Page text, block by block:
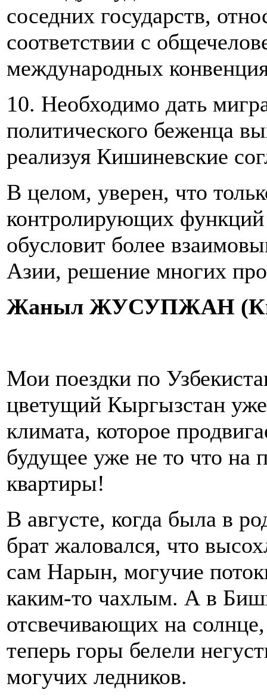
соседних государств,
соответствии с
международных
10. Необходимо дать
политического беженца
реализуя Кишиневские
В целом, уверен, что
контролирующих функций
обусловит более
Азии, решение многих
Жаныл ЖУСУПЖАН
Мои поездки по
цветущий Кыргызстан
климата, которое
будущее уже не то что на
квартиры!
В августе, когда была в
брат жаловался, что
сам Нарын, могучие
каким-то чахлым. А в
отсвечивающих на
теперь горы белели
могучих ледников.